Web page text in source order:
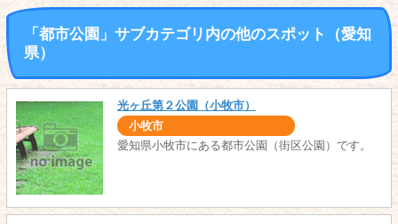
「都市公園」サブカテゴリ内の他のスポット（愛知
県）
光ヶ丘第２公園（小牧市）
小牧市
愛知県小牧市にある都市公園（街区公園）です。